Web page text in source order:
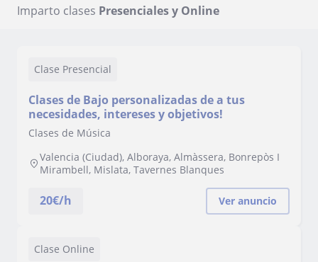
Imparto clases Presenciales y Online
Clase Presencial
Clases de Bajo personalizadas de a tus
necesidades, intereses y objetivos!
Clases de Música
Valencia (Ciudad), Alboraya, Almàssera, Bonrepòs I
Mirambell, Mislata, Tavernes Blanques
20€/h Ver anuncio
Clase Online